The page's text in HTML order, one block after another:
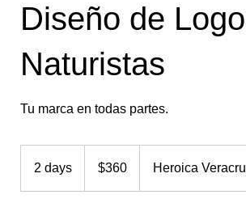
Diseño de
Naturistas
Tu marca en todas partes.
2 days
mexicanos
$360 Heroica